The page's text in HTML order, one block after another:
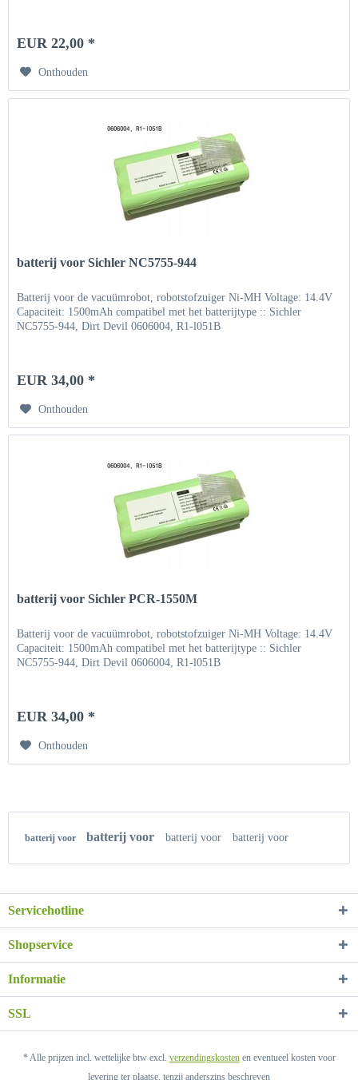
EUR 22,00 *
Onthouden
batterij voor Sichler NC5755-944
Batterij voor de vacuümrobot, robotstofzuiger Ni-MH Voltage: 14.4V
Capaciteit: 1500mAh compatibel met het batterijtype :: Sichler
NC5755-944, Dirt Devil 0606004, R1-l051B
EUR 34,00 *
Onthouden
batterij voor Sichler PCR-1550M
Batterij voor de vacuümrobot, robotstofzuiger Ni-MH Voltage: 14.4V
Capaciteit: 1500mAh compatibel met het batterijtype :: Sichler
NC5755-944, Dirt Devil 0606004, R1-l051B
EUR 34,00 *
Onthouden
batterij voor batterij voor batterij voor batterij voor
Servicehotline
Shopservice
Informatie
SSL
* Alle prijzen incl. wettelijke btw excl. verzendingskostenen eventueel kosten voor
levering ter plaatse, tenzij anderszins beschreven